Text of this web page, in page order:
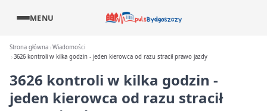
MENU
Strona główna Wiadomości
3626 kontroli w kilka godzin - jeden kierowca od razu stracił prawo jazdy
3626 kontroli w kilka godzin -
jeden kierowca od razu stracił